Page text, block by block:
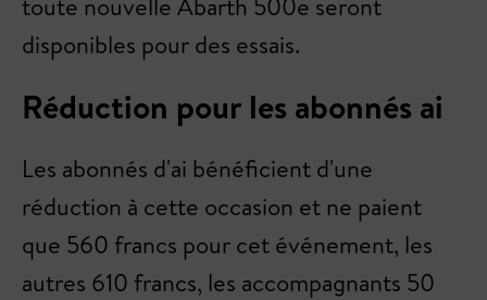
toute nouvelle Abarth 500e seront
disponibles pour des essais.
Réduction pour les abonnés ai
Les abonnés d'ai bénéficient d'une
réduction à cette occasion et ne paient
que 560 francs pour cet événement, les
autres 610 francs, les accompagnants 50